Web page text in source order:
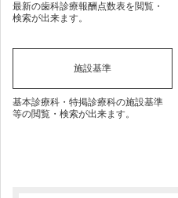
最新の歯科診療報酬点数表を閲覧・
検索が出来ます。
施設基準
基本診療科・特掲診療科の施設基準
等の閲覧・検索が出来ます。